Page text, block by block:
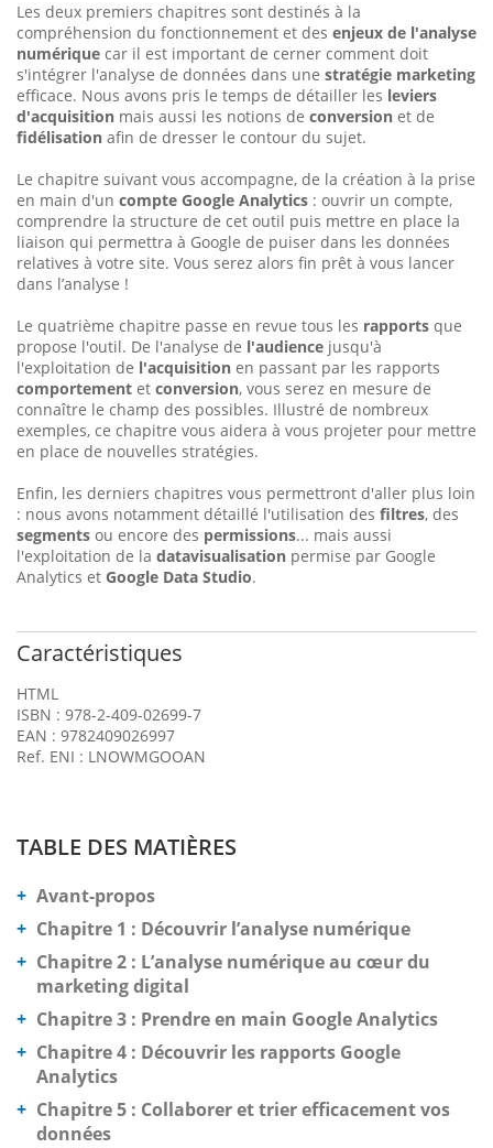
Les deux premiers chapitres sont destinés à la
compréhension du fonctionnement et des enjeux de l'analyse
numérique car il est important de cerner comment doit
s'intégrer l'analyse de données dans une stratégie marketing
efficace. Nous avons pris le temps de détailler les leviers
d'acquisition mais aussi les notions de conversion et de
fidélisation afin de dresser le contour du sujet.
Le chapitre suivant vous accompagne, de la création à la prise
en main d'un compte Google Analytics : ouvrir un compte,
comprendre la structure de cet outil puis mettre en place la
liaison qui permettra à Google de puiser dans les données
relatives à votre site. Vous serez alors fin prêt à vous lancer
dans l’analyse !
Le quatrième chapitre passe en revue tous les rapports que
propose l'outil. De l'analyse de l'audience jusqu'à
l'exploitation de l'acquisition en passant par les rapports
comportement et conversion, vous serez en mesure de
connaître le champ des possibles. Illustré de nombreux
exemples, ce chapitre vous aidera à vous projeter pour mettre
en place de nouvelles stratégies.
Enfin, les derniers chapitres vous permettront d'aller plus loin
: nous avons notamment détaillé l'utilisation des filtres, des
segments ou encore des permissions... mais aussi
l'exploitation de la datavisualisation permise par Google
Analytics et Google Data Studio.
Caractéristiques
HTML
ISBN : 978-2-409-02699-7
EAN : 9782409026997
Ref. ENI : LNOWMGOOAN
TABLE DES MATIÈRES
Avant-propos
Chapitre 1 : Découvrir l’analyse numérique
Chapitre 2 : L’analyse numérique au cœur du
marketing digital
Chapitre 3 : Prendre en main Google Analytics
Chapitre 4 : Découvrir les rapports Google
Analytics
Chapitre 5 : Collaborer et trier efficacement vos
données